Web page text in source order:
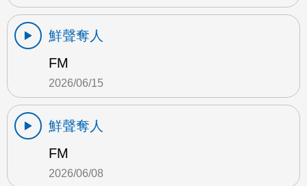
鮮聲奪人
FM
2026/06/15
鮮聲奪人
FM
2026/06/08